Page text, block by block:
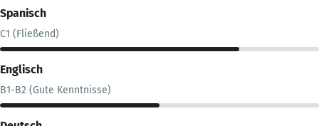
Spanisch
C1 (Fließend)
Englisch
B1-B2 (Gute Kenntnisse)